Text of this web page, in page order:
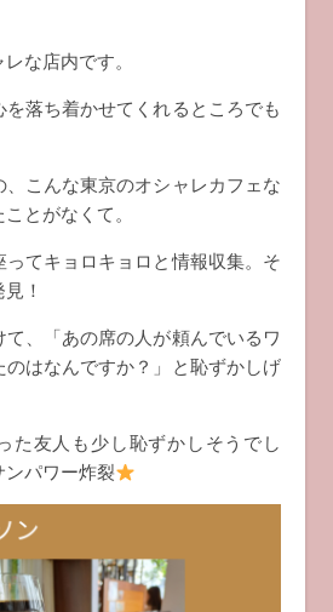
な店内です。
落ち着かせてくれるところでも
こんな東京のオシャレカフェな
とがなくて。
てキョロキョロと情報収集。そ
！
、「あの席の人が頼んでいるワ
はなんですか？」と恥ずかしげ
た友人も少し恥ずかしそうでし
パワー炸裂